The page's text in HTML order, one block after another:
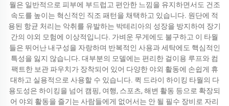
월은 일반적으로 피부에 부드럽고 편안한 느낌을 유지하면서도 건조
속도를 높이는 혁신적인 직조 패턴을 채택하고 있습니다. 원단에 적
용된 항균 처리는 악취를 유발하는 박테리아의 성장을 방지하여 장기
간의 야외 모험에 이상적입니다. 가벼운 무게에도 불구하고 이 타월
들은 뛰어난 내구성을 자랑하며 반복적인 사용과 세탁에도 핵심적인
특성을 잃지 않습니다. 대부분의 모델에는 편리한 걸이용 루프와 컴
팩트한 보관 파우치가 장착되어 있어 다양한 야외 활동에 손쉽게 휴
대하고 실용적으로 사용할 수 있습니다. 퀵 드라이 하이킹 타월의 다
용도성은 하이킹을 넘어 캠핑, 여행, 스포츠, 해변 활동 등으로 확장되
어 야외 활동을 즐기는 사람들에게 없어서는 안 될 필수 장비로 자리